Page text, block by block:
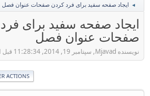
◄ ایجاد صفحه سفید برای فرد کردن صفحات عنوان فصل
ایجاد صفحه سفید برای
صفحات عنوان فصل
نویسنده Mjavad, سپتامبر 19, 2014, 11:28:34 قبل از ظهر
ACTIONS